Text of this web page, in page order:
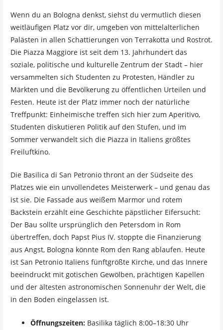
Wenn du an Bologna denkst, siehst du vermutlich diesen
weitläufigen Platz vor dir, umgeben von mittelalterlichen
Palästen in allen Schattierungen von Terrakotta und Rostrot.
Die Piazza Maggiore ist seit dem 13. Jahrhundert das
soziale, politische und kulturelle Zentrum der Stadt – hier
versammelten sich Studenten zu Protesten, Händler zu
Märkten und die Bevölkerung zu öffentlichen Urteilen und
Festen. Heute ist der Platz immer noch der natürliche
Treffpunkt: Einheimische treffen sich hier zum Aperitivo,
Studenten diskutieren Politik auf den Stufen, und im
Sommer verwandelt sich die Piazza in Italiens größtes
Freiluftkino.
Die Basilica di San Petronio thront an der Südseite des
Platzes wie ein unvollendetes Meisterwerk – und genau das
ist sie. Die Fassade aus weißem Marmor und rotem
Backstein erzählt eine Geschichte päpstlicher Eifersucht:
Der Bau sollte ursprünglich den Petersdom in Rom
übertreffen, doch Papst Pius IV. stoppte die Finanzierung
aus Angst, Bologna könnte Rom den Rang ablaufen. Heute
ist San Petronio Italiens fünftgrößte Kirche, und das Innere
beeindruckt mit gotischen Gewölben, prächtigen Kapellen
und der ältesten astronomischen Sonnenuhr der Welt, die
in den Boden eingelassen ist.
Öffnungszeiten:Basilika täglich 8:00–18:30 Uhr